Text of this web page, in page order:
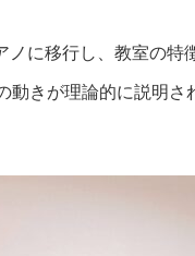
ノに移行し、教室の特
動きが理論的に説明さ